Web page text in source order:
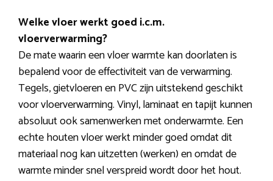
Welke vloer werkt goed i.c.m.
vloerverwarming?
De mate waarin een vloer warmte kan doorlaten is
bepalend voor de effectiviteit van de verwarming.
Tegels, gietvloeren en PVC zijn uitstekend geschikt
voor vloerverwarming. Vinyl, laminaat en tapijt kunnen
absoluut ook samenwerken met onderwarmte. Een
echte houten vloer werkt minder goed omdat dit
materiaal nog kan uitzetten (werken) en omdat de
warmte minder snel verspreid wordt door het hout.